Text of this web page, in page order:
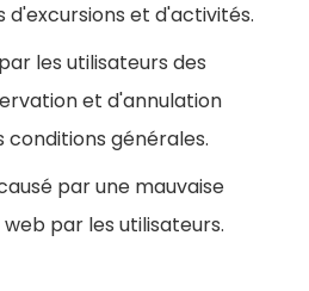
d'excursions et d'activités.
les utilisateurs des
et d'annulation
conditions générales.
par une mauvaise
par les utilisateurs.